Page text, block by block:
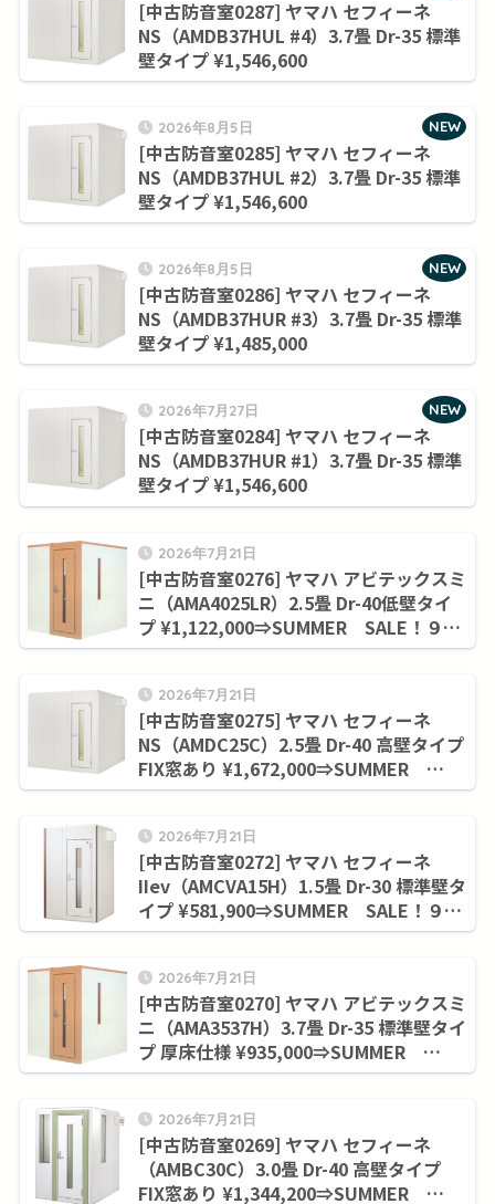
[中古防音室0287] ヤマハ セフィーネ
NS（AMDB37HUL #4）3.7畳 Dr-35 標準
壁タイプ ¥1,546,600
2026年8月5日
[中古防音室0285] ヤマハ セフィーネ
NS（AMDB37HUL #2）3.7畳 Dr-35 標準
壁タイプ ¥1,546,600
NEW
2026年8月5日
[中古防音室0286] ヤマハ セフィーネ
NS（AMDB37HUR #3）3.7畳 Dr-35 標準
壁タイプ ¥1,485,000
NEW
2026年7月27日
[中古防音室0284] ヤマハ セフィーネ
NS（AMDB37HUR #1）3.7畳 Dr-35 標準
壁タイプ ¥1,546,600
NEW
2026年7月21日
[中古防音室0276] ヤマハ アビテックスミ
ニ（AMA4025LR）2.5畳 Dr-40低壁タイ
プ ¥1,122,000⇒SUMMER SALE！９月
末まで¥1,045,000
2026年7月21日
[中古防音室0275] ヤマハ セフィーネ
NS（AMDC25C）2.5畳 Dr-40 高壁タイプ
FIX窓あり ¥1,672,000⇒SUMMER
SALE！９月末まで¥1,415,700
2026年7月21日
[中古防音室0272] ヤマハ セフィーネ
IIev（AMCVA15H）1.5畳 Dr-30 標準壁タ
イプ ¥581,900⇒SUMMER SALE！９月
末まで¥506,000
2026年7月21日
[中古防音室0270] ヤマハ アビテックスミ
ニ（AMA3537H）3.7畳 Dr-35 標準壁タイ
プ 厚床仕様 ¥935,000⇒SUMMER
SALE！９月末まで¥858,000
2026年7月21日
[中古防音室0269] ヤマハ セフィーネ
（AMBC30C）3.0畳 Dr-40 高壁タイプ
FIX窓あり ¥1,344,200⇒SUMMER